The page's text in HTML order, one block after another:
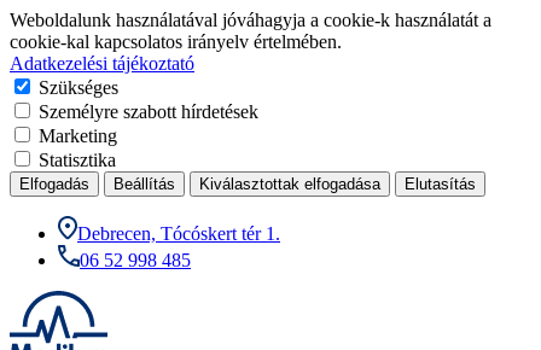
Weboldalunk használatával jóváhagyja a cookie-k használatát a
cookie-kal kapcsolatos irányelv értelmében.
Adatkezelési tájékoztató
Szükséges
Személyre szabott hírdetések
Marketing
Statisztika
Elfogadás Beállítás Kiválasztottak elfogadása Elutasítás
Debrecen, Tócóskert tér 1.
06 52 998 485